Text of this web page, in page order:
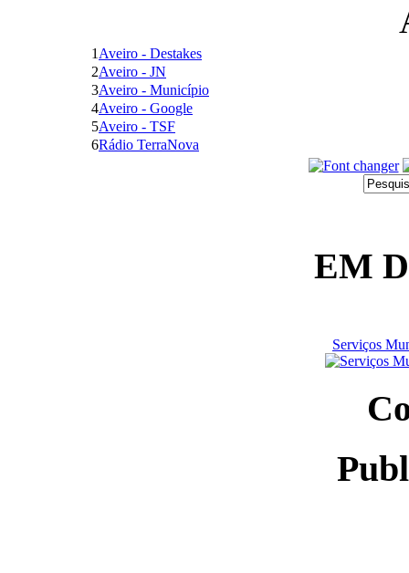
1 Aveiro - Destakes
2Aveiro - JN
3Aveiro - Município
4Aveiro - Google
5Aveiro - TSF
6Rádio TerraNova
EM
Serviços